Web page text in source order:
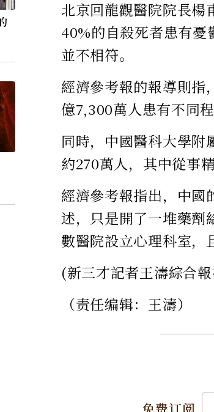
北京回龍觀醫院院長楊
40%的自殺死者患有憂
並不相符。
經濟參考報的報導則指
億7,300萬人患有不同
同時，中國醫科大學附
約270萬人，其中從事
經濟參考報指出，中國
述，只是開了一堆藥劑
數醫院設立心理科室，
(新三才記者王濤綜合
（责任编辑：王濤）